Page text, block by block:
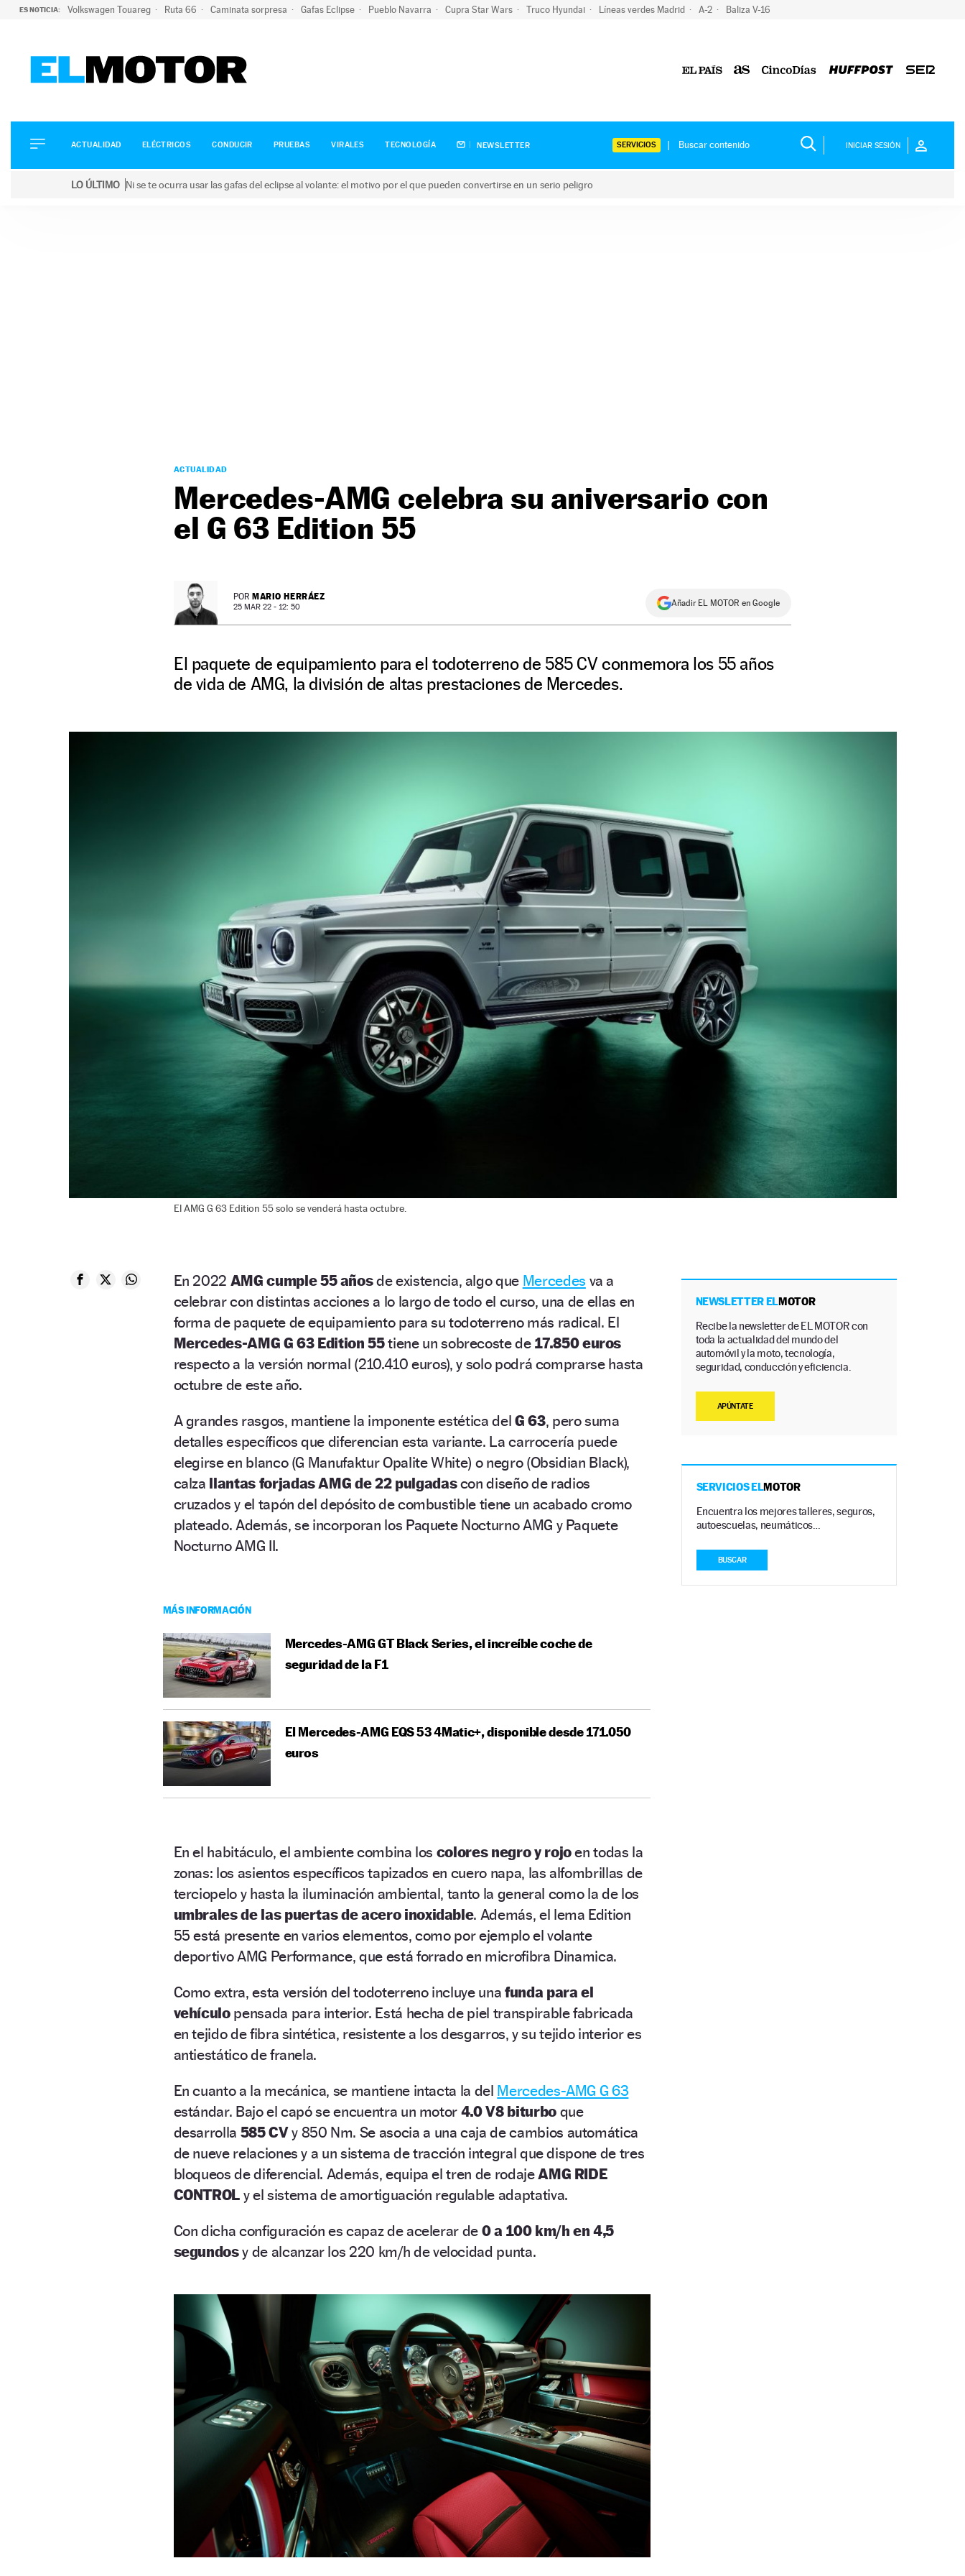
ES NOTICIA: Volkswagen Touareg Ruta 66 Caminata sorpresa Gafas Eclipse Pueblo Navarra Cupra Star Wars Truco Hyundai Líneas verdes Madrid A-2 Baliza V-16
ELÉCTRICOS
CONDUCIR
ACTUALIDAD ELÉCTRICOS CONDUCIR PRUEBAS VIRALES TECNOLOGÍA NEWSLETTER SERVICIOS INICIAR SESIÓN
LO ÚLTIMO Ni se te ocurra usar las gafas del eclipse al volante: el motivo por el que pueden convertirse en un serio peligro
ACTUALIDAD
Mercedes-AMG celebra su aniversario con
el G 63 Edition 55
POR MARIO HERRÁEZ
25 MAR 22 - 12: 50 Añadir EL MOTOR en Google
El paquete de equipamiento para el todoterreno de 585 CV conmemora los 55 años
de vida de AMG, la división de altas prestaciones de Mercedes.
El AMG G 63 Edition 55 solo se venderá hasta octubre.
En 2022 AMG cumple 55 añosde existencia, algo que Mercedes va a
celebrar con distintas acciones a lo largo de todo el curso, una de ellas en
forma de paquete de equipamiento para su todoterreno más radical. El
Mercedes-AMG G 63 Edition 55tiene un sobrecoste de 17.850 euros
respecto a la versión normal (210.410 euros), y solo podrá comprarse hasta
octubre de este año.
A grandes rasgos, mantiene la imponente estética del G 63, pero suma
detalles específicos que diferencian esta variante. La carrocería puede
elegirse en blanco (G Manufaktur Opalite White) o negro (Obsidian Black),
calza llantas forjadas AMG de 22 pulgadascon diseño de radios
cruzados y el tapón del depósito de combustible tiene un acabado cromo
plateado. Además, se incorporan los Paquete Nocturno AMG y Paquete
Nocturno AMG II.
MÁS INFORMACIÓN
Mercedes-AMG GT Black Series, el increíble coche de
seguridad de la F1
El Mercedes-AMG EQS 53 4Matic+, disponible desde 171.050
euros
En el habitáculo, el ambiente combina los colores negro y rojoen todas la
zonas: los asientos específicos tapizados en cuero napa, las alfombrillas de
terciopelo y hasta la iluminación ambiental, tanto la general como la de los
umbrales de las puertas de acero inoxidable. Además, el lema Edition
55 está presente en varios elementos, como por ejemplo el volante
deportivo AMG Performance, que está forrado en microfibra Dinamica.
Como extra, esta versión del todoterreno incluye una funda para el
vehículopensada para interior. Está hecha de piel transpirable fabricada
en tejido de fibra sintética, resistente a los desgarros, y su tejido interior es
antiestático de franela.
En cuanto a la mecánica, se mantiene intacta la del Mercedes-AMG G 63
estándar. Bajo el capó se encuentra un motor 4.0 V8 biturboque
desarrolla 585 CVy 850 Nm. Se asocia a una caja de cambios automática
de nueve relaciones y a un sistema de tracción integral que dispone de tres
bloqueos de diferencial. Además, equipa el tren de rodajeAMG RIDE
CONTROL y el sistema de amortiguación regulable adaptativa.
Con dicha configuración es capaz de acelerar de 0 a 100 km/h en 4,5
segundosy de alcanzar los 220 km/h de velocidad punta.
NEWSLETTER ELMOTOR
Recibe la newsletter de EL MOTOR con
toda la actualidad del mundo del
automóvil y la moto, tecnología,
seguridad, conducción y eficiencia.
APÚNTATE
SERVICIOS ELMOTOR
Encuentra los mejores talleres, seguros,
autoescuelas, neumáticos…
BUSCAR